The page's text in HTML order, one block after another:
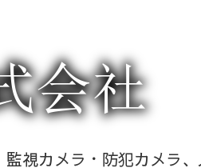
視カメラ・防犯カメラ